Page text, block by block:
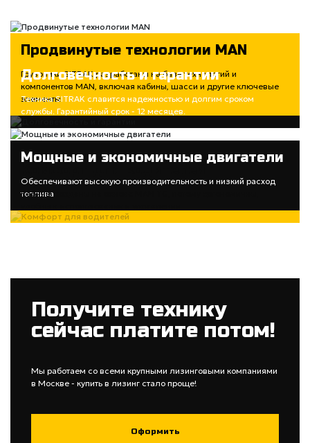
Продвинутые технологии MAN
Грузовики SITRAK разработаны на базе технологий и
компонентов MAN, включая кабины, шасси и другие ключевые
элементы
Долговечность и гарантии
Техника SITRAK славится надежностью и долгим сроком
службы. Гарантийный срок - 12 месяцев.
Мощные и экономичные двигатели
Обеспечивают высокую производительность и низкий расход
топлива
Комфорт для водителей
Кабины созданы на основе MAN TG, потому эргономичны,
Получите технику
сейчас платите потом!
Мы работаем со всеми крупными лизинговыми компаниями
в Москве - купить в лизинг стало проще!
Оформить